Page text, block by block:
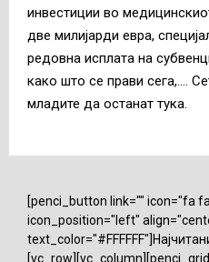
инвестиции во
две милијарди евра,
редовна исплата на
како што се прави сега,….
младите да останат тука.
[penci_button link="" icon="fa
icon_position="left"